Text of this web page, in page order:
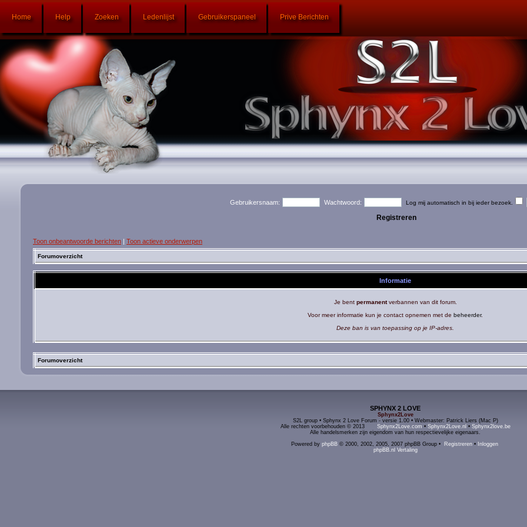
Home Help Zoeken Ledenlijst Gebruikerspaneel Prive Berichten
Gebruikersnaam: Wachtwoord: Log mij automatisch in bij ieder bezoek.
Registreren
Toon onbeantwoorde berichten | Toon actieve onderwerpen
Forumoverzicht
Informatie
Je bent permanentverbannen van dit forum.
Voor meer informatie kun je contact opnemen met de beheerder.
Deze ban is van toepassing op je IP-adres.
Forumoverzicht
SPHYNX 2 LOVE
Sphynx2Love
S2L group • Sphynx 2 Love Forum - versie 1.00 • Webmaster: Patrick Liers (Mac P)
Alle rechten voorbehouden © 2013 Sphynx2Love.com • Sphynx2Love.nl • Sphynx2love.be
Alle handelsmerken zijn eigendom van hun respectievelijke eigenaars.
Powered by phpBB© 2000, 2002, 2005, 2007 phpBB Group • Registreren• Inloggen
phpBB.nl Vertaling